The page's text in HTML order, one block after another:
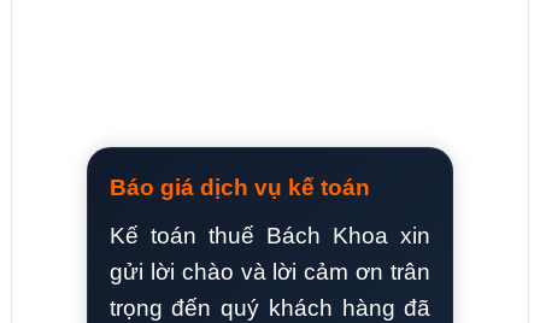
Báo giá dịch vụ kế toán
Kế toán thuế Bách Khoa xin
gửi lời chào và lời cảm ơn trân
trọng đến quý khách hàng đã